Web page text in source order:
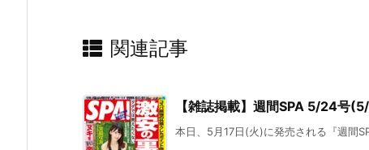
関連記事
【雑誌掲載】週間SPA 5/24号
本日、5月17日(火)に発売される『週間